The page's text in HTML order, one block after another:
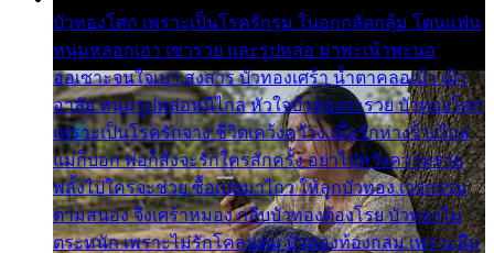
บัวทองโศก เพราะเป็นโรครักรุม ในอกกลัดกลุ้ม โดนแฟน
หนุ่มหลอกเอา เขารวย และรูปหล่อ มาพะเน้าพะนอ
ออเซาะจนใจเบา สงสาร บัวทองเศร้า น้ำตาคลอเบ้า เฝ้า
อาลัย หนุ่มรูปหล่อหนีไกล หัวใจบัวทองระรวย บัวทองโศก
เพราะเป็นโรครักจาง ชีวิตเคว้งคว้าง เมื่อรักห่างร้างไกล
แม่ก็บอก พ่อก็สั่งจะรักใครสักครั้ง อย่าไปหวังความรวย
พลั้งไปใครจะช่วย ซื้อเปลมาไกว ให้ลูกบัวทอง เวรกรรม
ตามสนอง จึงเศร้าหมอง กลีบบัวทองต้องโรย บัวทองไม่
ตระหนัก เพราะไม่รักโคลนตม บัวทองท้องกลม เพราะลืม